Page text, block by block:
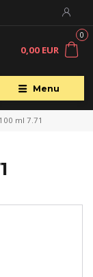
Menu
0
0,00 EUR
ml 7.71